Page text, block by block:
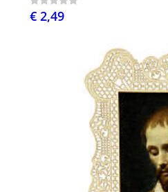
€ 2,49